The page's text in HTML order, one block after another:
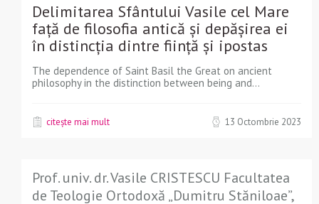
Delimitarea Sfântului Vasile cel Mare
față de filosofia antică și depășirea ei
în distincția dintre ființă și ipostas
The dependence of Saint Basil the Great on ancient
philosophy in the distinction between being and...
citește mai mult 13 Octombrie 2023
Prof. univ. dr. Vasile CRISTESCU Facultatea
de Teologie Ortodoxă „Dumitru Stăniloae”,